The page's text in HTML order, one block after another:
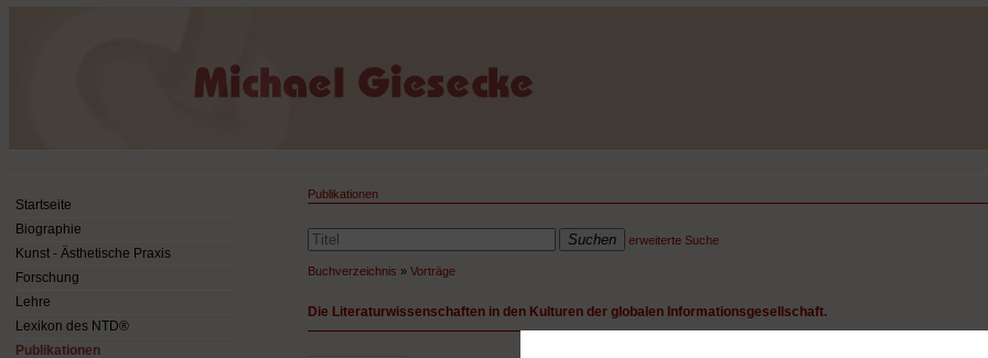
Startseite
Biographie
Kunst - Ästhetische Praxis
Forschung
Lehre
Lexikon des NTD®
Publikationen
Publikationen
erweiterte Suche
Buchverzeichnis » Vorträge
Die Literaturwissenschaften in den Kulturen der globalen Informationsgesellschaft.